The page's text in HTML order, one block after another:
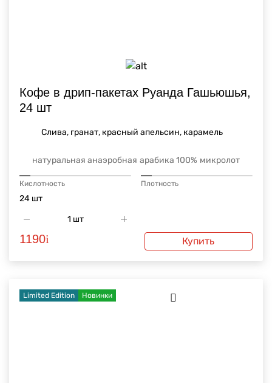
Кофе в дрип-пакетах Руанда Гашьюшья,
24 шт
Слива, гранат, красный апельсин, карамель
натуральная анаэробная арабика 100% микролот
Кислотность Плотность
24 шт
1190i Купить
Limited Edition Новинки